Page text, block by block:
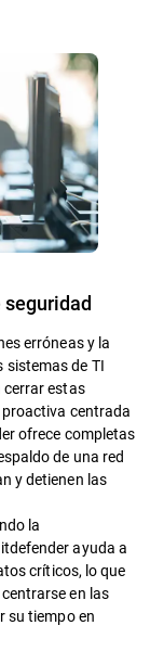
erróneas y la
sistemas de TI
estas
centrada
ofrece completas
de una red
y detienen las
la
ayuda a
críticos, lo que
en las
su tiempo en